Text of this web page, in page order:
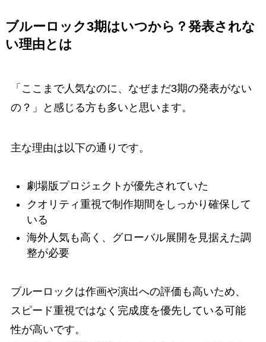
ブルーロック3期はいつから？発表されな
い理由とは
「ここまで人気なのに、なぜまだ3期の発表がない
の？」と感じる方も多いと思います。
主な理由は以下の通りです。
劇場版プロジェクトが優先されていた
クオリティ重視で制作期間をしっかり確保して
いる
海外人気も高く、グローバル展開を見据えた調
整が必要
ブルーロックは作画や演出への評価も高いため、
スピード重視ではなく完成度を優先している可能
性が高いです。